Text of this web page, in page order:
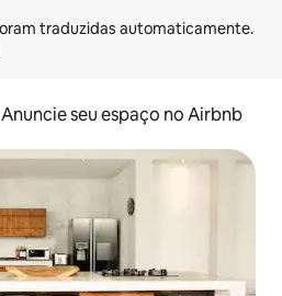
Anuncie seu espaço no Airbnb